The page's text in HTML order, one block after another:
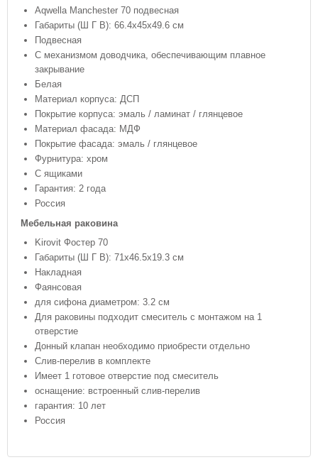
Aqwella Manchester 70 подвесная
Габариты (Ш Г В): 66.4x45x49.6 см
Подвесная
С механизмом доводчика, обеспечивающим плавное
закрывание
Белая
Материал корпуса: ДСП
Покрытие корпуса: эмаль / ламинат / глянцевое
Материал фасада: МДФ
Покрытие фасада: эмаль / глянцевое
Фурнитура: хром
С ящиками
Гарантия: 2 года
Россия
Мебельная раковина
Kirovit Фостер 70
Габариты (Ш Г В): 71x46.5x19.3 см
Накладная
Фаянсовая
для сифона диаметром: 3.2 см
Для раковины подходит смеситель с монтажом на 1
отверстие
Донный клапан необходимо приобрести отдельно
Слив-перелив в комплекте
Имеет 1 готовое отверстие под смеситель
оснащение: встроенный слив-перелив
гарантия: 10 лет
Россия